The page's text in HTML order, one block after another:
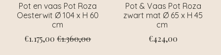
Pot en vaas Pot Roza
Oesterwit Ø 104 x H 60
cm
€1.175,00 €1.360,00
Pot & Vaas Pot Roza
zwart mat Ø 65 x H 45
cm
€424,00